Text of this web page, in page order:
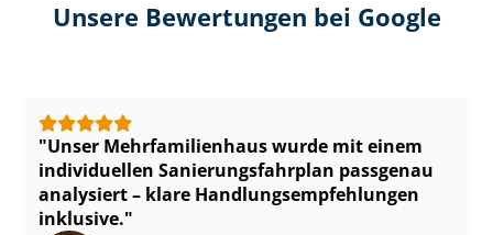
Unsere Bewertungen bei Google
Unser Mehr­fa­mi­li­en­haus wurde mit einem
individuellen Sa­nie­rungs­fahr­plan passgenau
analysiert – klare Hand­lungs­emp­feh­lun­gen
inklusive.